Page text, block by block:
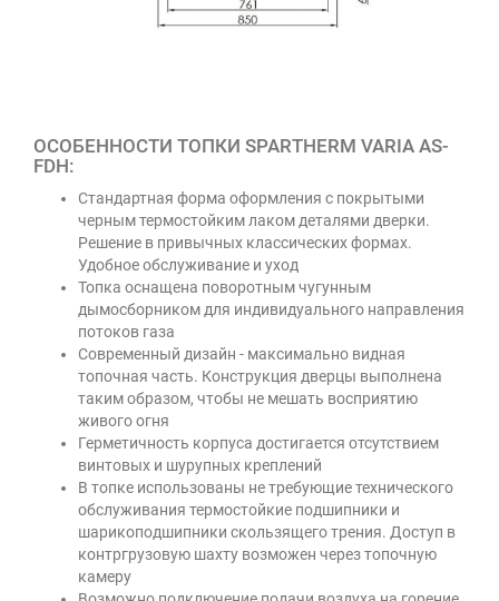
ОСОБЕННОСТИ ТОПКИ SPARTHERM VARIA AS-
FDH:
Стандартная форма оформления с покрытыми
черным термостойким лаком деталями дверки.
Решение в привычных классических формах.
Удобное обслуживание и уход
Топка оснащена поворотным чугунным
дымосборником для индивидуального направления
потоков газа
Современный дизайн - максимально видная
топочная часть. Конструкция дверцы выполнена
таким образом, чтобы не мешать восприятию
живого огня
Герметичность корпуса достигается отсутствием
винтовых и шурупных креплений
В топке использованы не требующие технического
обслуживания термостойкие подшипники и
шарикоподшипники скользящего трения. Доступ в
контргрузовую шахту возможен через топочную
камеру